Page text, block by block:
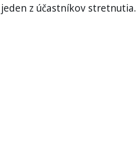
jeden z účastníkov stretnutia.